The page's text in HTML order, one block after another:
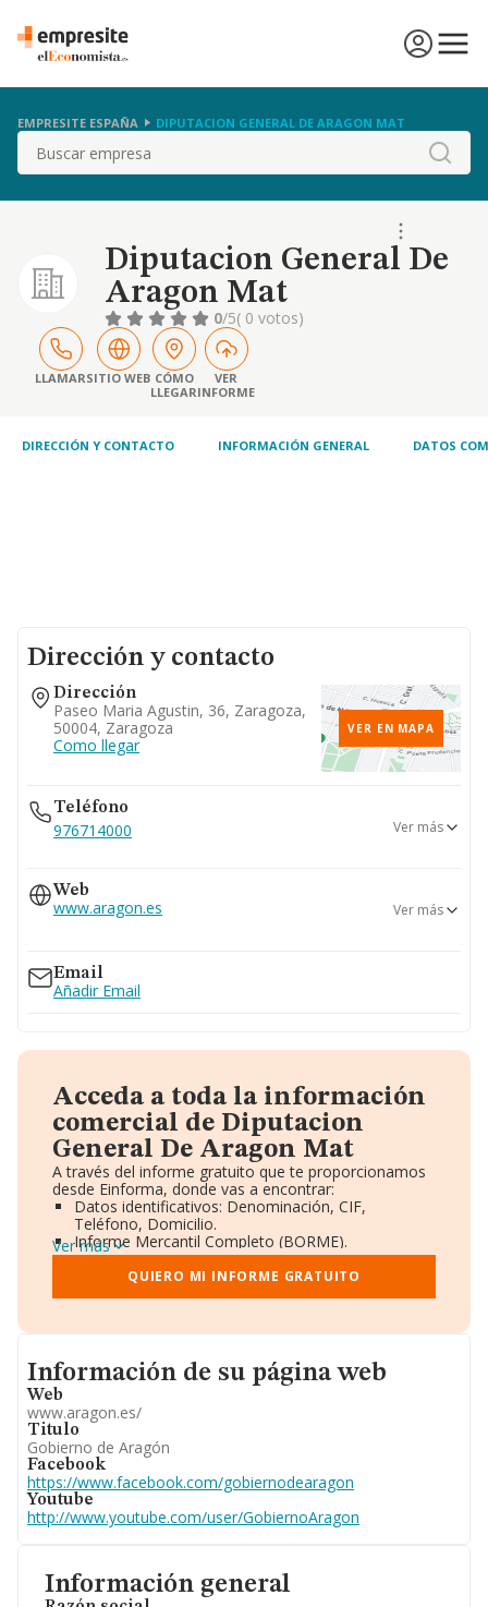
EMPRESITE ESPAÑA DIPUTACION GENERAL DE ARAGON MAT
Buscar
Diputacion General De
Aragon Mat
0/5( 0 votos)
LLAMARSITIO WEB CÓMO
LLEGAR
VER
INFORME
DIRECCIÓN Y CONTACTO INFORMACIÓN GENERAL DATOS
Información general
Dirección y contacto
Dirección
Paseo Maria Agustin, 36, Zaragoza,
50004, Zaragoza
Como llegar
VER EN MAPA
Teléfono
976714000
976767000
976696382
976715799
Ver más
Web
www.aragon.es Ver más
Email
Añadir Email
Acceda a toda la información
comercial de Diputacion
General De Aragon Mat
A través del informe gratuito que te proporcionamos
desde Einforma, donde vas a encontrar:
Datos identificativos: Denominación, CIF,
Teléfono, Domicilio.
Informe Mercantil Completo (BORME).
Gráficos de Evolución Ventas y Empleados.
Consejo de Administración y Administradores.
Directivos y Ejecutivos.
Información oficial y registral complementaria.
Ver más
QUIERO MI INFORME GRATUITO
Informacion de su página web
Información de su página web
Web
www.aragon.es/
Titulo
Gobierno de Aragón
Facebook
https://www.facebook.com/gobiernodearagon
Youtube
http://www.youtube.com/user/GobiernoAragon